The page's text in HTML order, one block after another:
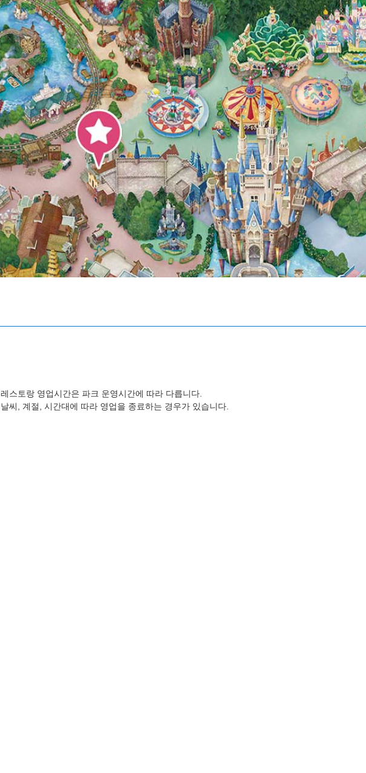
레스토랑 영업시간은 파크 운영시간에 따라 다릅니다.
날씨, 계절, 시간대에 따라 영업을 종료하는 경우가 있습니다.